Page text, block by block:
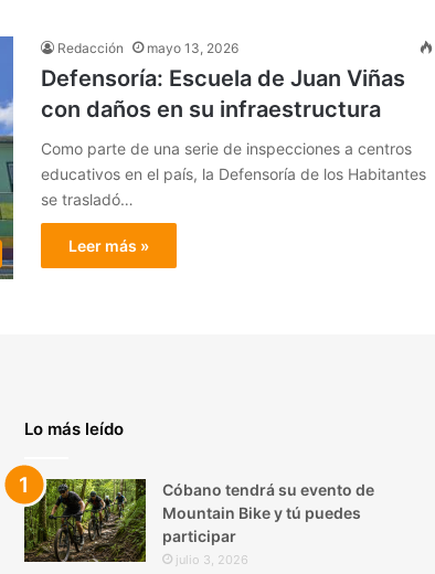
Redacción mayo 13, 2026
Defensoría: Escuela de Juan Viñas
con daños en su infraestructura
Como parte de una serie de inspecciones a centros
educativos en el país, la Defensoría de los Habitantes
se trasladó…
Leer más »
Lo más leído
Cóbano tendrá su evento de
Mountain Bike y tú puedes
participar
julio 3, 2026